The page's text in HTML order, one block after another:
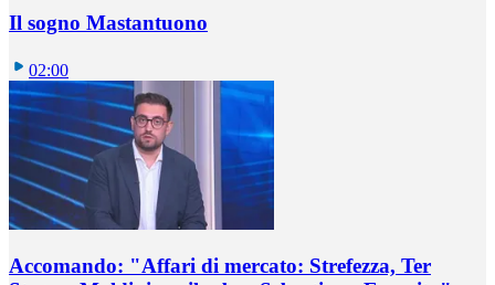
Il sogno Mastantuono
02:00
Accomando: "Affari di mercato: Strefezza, Ter